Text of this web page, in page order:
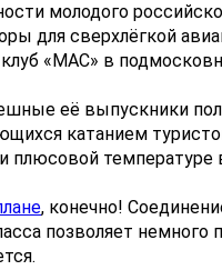
молодого
для сверхлёгкой
«МАС» в
её выпускники
катанием
температуре
, конечно!
позволяет